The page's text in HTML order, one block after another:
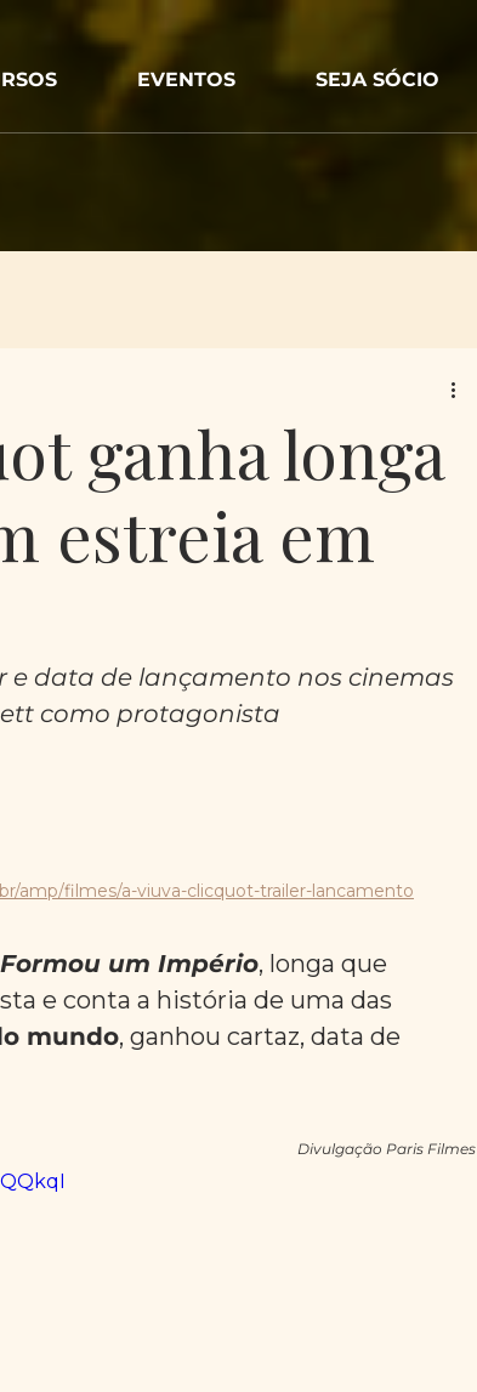
EVENTOS SEJA SÓCIO
ganha longa
estreia em
e data de lançamento nos cinemas
como protagonista
amp/filmes/a-viuva-clicquot-trailer-lancamento
um Império, longa que
e conta a história de uma das
mundo, ganhou cartaz, data de
Divulgação Paris Filmes